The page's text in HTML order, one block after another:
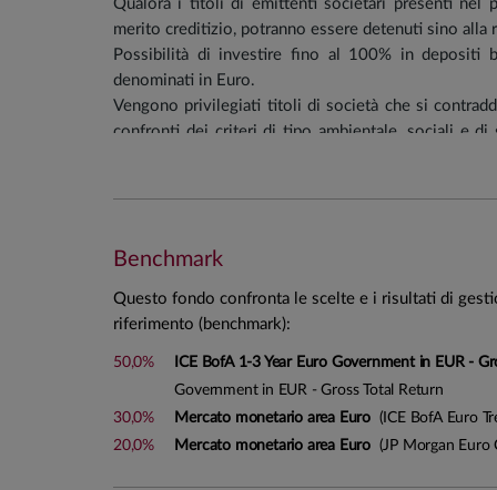
Qualora i titoli di emittenti societari presenti nel
merito creditizio, potranno essere detenuti sino alla
Possibilità di investire fino al 100% in depositi
denominati in Euro.
Vengono privilegiati titoli di società che si
confronti dei criteri di tipo ambientale, sociali e di
corporate Governance factors” - ESG), pertanto il
settore della produzione di armi nucleari, nonché
prevalente rilevato dai principali info provider).
Saranno, inoltre, tendenzialmente escluse
produzione o alla commercializzazione di carbone
Portafoglio tendenziale:
Investimenti monetari\obbligazionari: 90%
Benchmark
Questo fondo confronta le scelte e i risultati di
riferimento (benchmark):
50,0% ICE BofA 1-3 Year Euro Government in EUR -
Government in EUR - Gross Total Return
30,0%
Mercato monetario area Euro (ICE BofA Euro
20,0%
Mercato monetario area Euro (JP Morgan Euro